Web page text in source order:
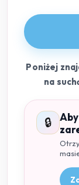
Poniżej
na
🔒